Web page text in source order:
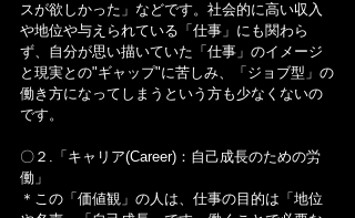
スが欲しかった」などです。社会的に高い収入
や地位や与えられている「仕事」にも関わら
ず、自分が思い描いていた「仕事」のイメージ
と現実との"ギャップ"に苦しみ、「ジョブ型」の
働き方になってしまうという方も少なくないの
です。
〇２.「キャリア(Career)：自己成長のための労
働」
＊この「価値観」の人は、仕事の目的は「地位